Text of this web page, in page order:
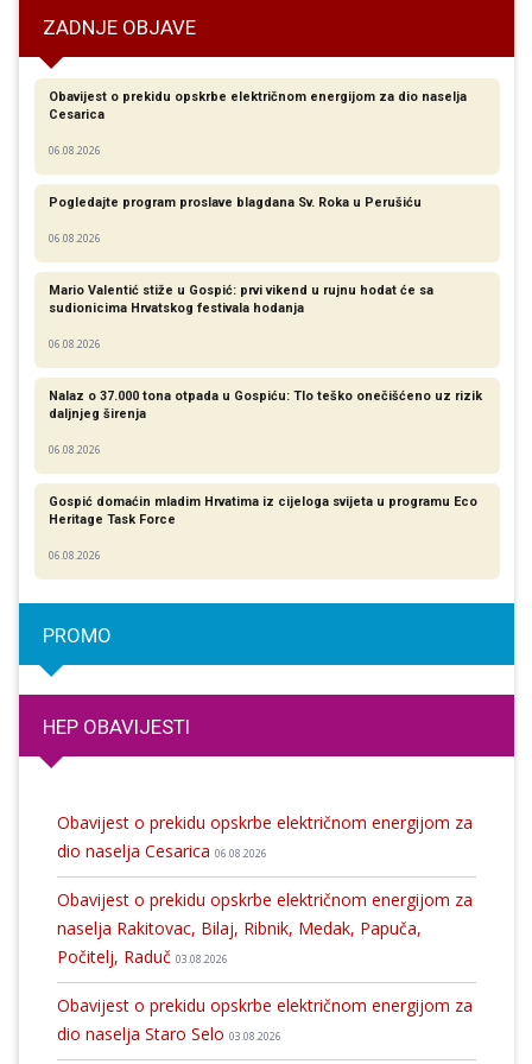
ZADNJE OBJAVE
Obavijest o prekidu opskrbe električnom energijom za dio naselja
Cesarica
06.08.2026
Pogledajte program proslave blagdana Sv. Roka u Perušiću
06.08.2026
Mario Valentić stiže u Gospić: prvi vikend u rujnu hodat će sa
sudionicima Hrvatskog festivala hodanja
06.08.2026
Nalaz o 37.000 tona otpada u Gospiću: Tlo teško onečišćeno uz rizik
daljnjeg širenja
06.08.2026
Gospić domaćin mladim Hrvatima iz cijeloga svijeta u programu Eco
Heritage Task Force
06.08.2026
PROMO
HEP OBAVIJESTI
Obavijest o prekidu opskrbe električnom energijom za
dio naselja Cesarica 06.08.2026
Obavijest o prekidu opskrbe električnom energijom za
naselja Rakitovac, Bilaj, Ribnik, Medak, Papuča,
Počitelj, Raduč 03.08.2026
Obavijest o prekidu opskrbe električnom energijom za
dio naselja Staro Selo 03.08.2026